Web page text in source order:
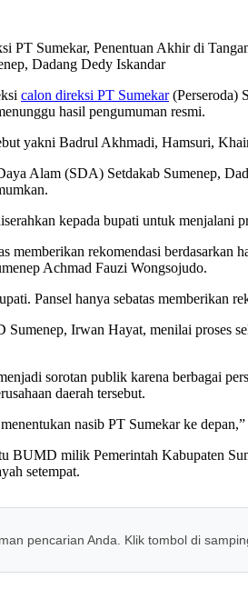
Dadang Dedy Iskandar
calon direksi PT Sumekar(Perseroda)
hasil pengumuman resmi.
yakni Badrul Akhmadi, Hamsuri,
Alam (SDA) Setdakab Sumenep,
kepada bupati untuk menjalani
memberikan rekomendasi
Achmad Fauzi Wongsojudo.
Pansel hanya sebatas memberikan
Irwan Hayat, menilai proses
sorotan publik karena berbagai
daerah tersebut.
nasib PT Sumekar ke
BUMD milik Pemerintah Kabupaten
setempat.
pencarian Anda. Klik tombol di